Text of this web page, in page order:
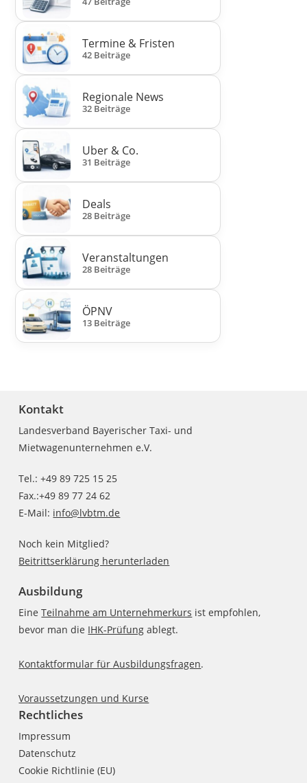
Termine & Fristen
42 Beiträge
Regionale News
32 Beiträge
Uber & Co.
31 Beiträge
Deals
28 Beiträge
Veranstaltungen
28 Beiträge
ÖPNV
13 Beiträge
Kontakt
Landesverband Bayerischer Taxi- und
Mietwagenunternehmen e.V.
Tel.: +49 89 725 15 25
Fax.:+49 89 77 24 62
E-Mail: info@lvbtm.de
Noch kein Mitglied?
Beitrittserklärung herunterladen
Ausbildung
EineTeilnahme am Unternehmerkurs ist empfohlen,
bevor man die IHK-Prüfung ablegt.
Kontaktformular für Ausbildungsfragen.
Voraussetzungen und Kurse
Rechtliches
Impressum
Datenschutz
Cookie Richtlinie (EU)